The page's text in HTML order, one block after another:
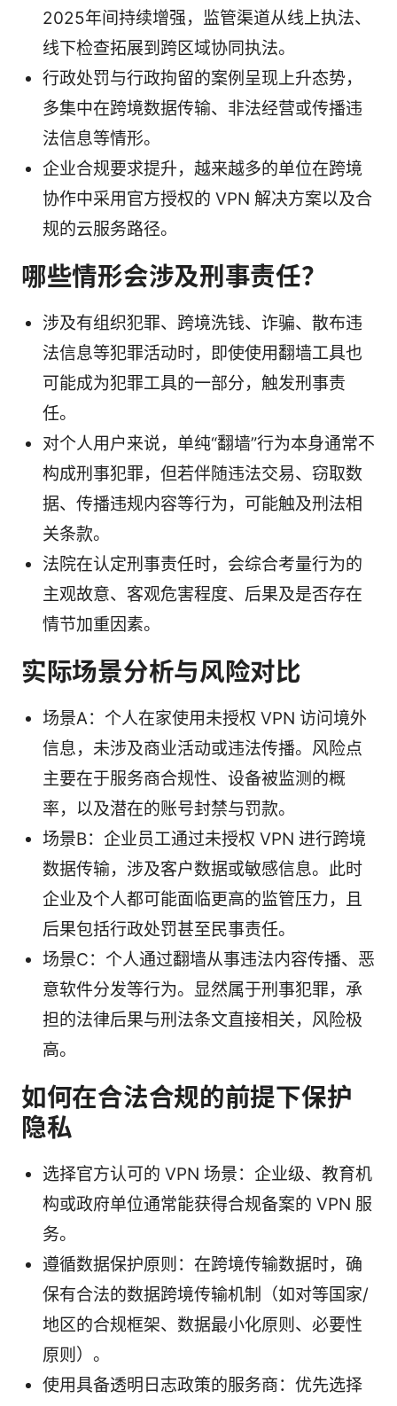
2025年间持续增强，监管渠道从线上执法、
线下检查拓展到跨区域协同执法。
行政处罚与行政拘留的案例呈现上升态势，
多集中在跨境数据传输、非法经营或传播违
法信息等情形。
企业合规要求提升，越来越多的单位在跨境
协作中采用官方授权的 VPN 解决方案以及合
规的云服务路径。
哪些情形会涉及刑事责任？
涉及有组织犯罪、跨境洗钱、诈骗、散布违
法信息等犯罪活动时，即使使用翻墙工具也
可能成为犯罪工具的一部分，触发刑事责
任。
对个人用户来说，单纯“翻墙”行为本身通常不
构成刑事犯罪，但若伴随违法交易、窃取数
据、传播违规内容等行为，可能触及刑法相
关条款。
法院在认定刑事责任时，会综合考量行为的
主观故意、客观危害程度、后果及是否存在
情节加重因素。
实际场景分析与风险对比
场景A：个人在家使用未授权 VPN 访问境外
信息，未涉及商业活动或违法传播。风险点
主要在于服务商合规性、设备被监测的概
率，以及潜在的账号封禁与罚款。
场景B：企业员工通过未授权 VPN 进行跨境
数据传输，涉及客户数据或敏感信息。此时
企业及个人都可能面临更高的监管压力，且
后果包括行政处罚甚至民事责任。
场景C：个人通过翻墙从事违法内容传播、恶
意软件分发等行为。显然属于刑事犯罪，承
担的法律后果与刑法条文直接相关，风险极
高。
如何在合法合规的前提下保护
隐私
选择官方认可的 VPN 场景：企业级、教育机
构或政府单位通常能获得合规备案的 VPN 服
务。
遵循数据保护原则：在跨境传输数据时，确
保有合法的数据跨境传输机制（如对等国家/
地区的合规框架、数据最小化原则、必要性
原则）。
使用具备透明日志政策的服务商：优先选择